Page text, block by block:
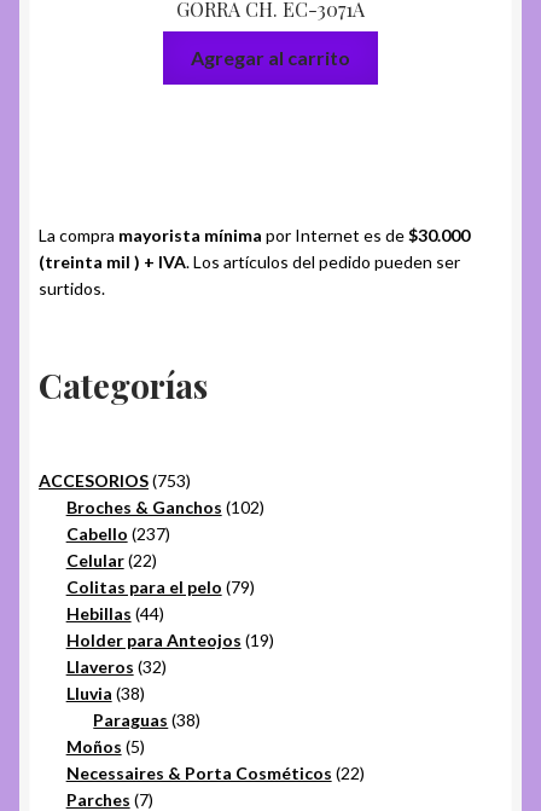
GORRA CH. EC-3071A
Agregar al carrito
La compra mayorista mínima por Internet es de$30.000
(treinta mil ) + IVA. Los artículos del pedido pueden ser
surtidos.
Categorías
ACCESORIOS 753753
productos
Broches & Ganchos 102102
Cabello 237237
Celular 2222
productos
Colitas para el pelo 7979
Hebillas 4444
productos
Holder para Anteojos 1919
Llaveros 3232
Lluvia 3838
productos
Paraguas 3838
Moños 55
productos
Necessaires & Porta Cosméticos 2222
Parches 77